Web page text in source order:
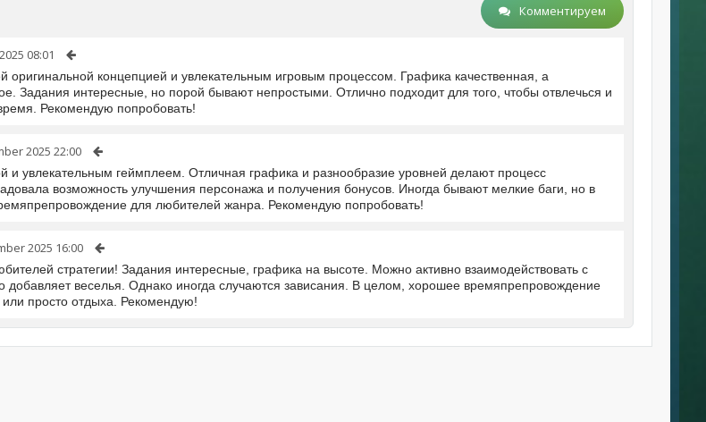
Комментируем
08:01
оригинальной концепцией и увлекательным игровым процессом. Графика качественная, а
Задания интересные, но порой бывают непростыми. Отлично подходит для того, чтобы отвлечься и
Рекомендую попробовать!
2025 22:00
и увлекательным геймплеем. Отличная графика и разнообразие уровней делают процесс
возможность улучшения персонажа и получения бонусов. Иногда бывают мелкие баги, но в
для любителей жанра. Рекомендую попробовать!
2025 16:00
стратегии! Задания интересные, графика на высоте. Можно активно взаимодействовать с
добавляет веселья. Однако иногда случаются зависания. В целом, хорошее времяпрепровождение
просто отдыха. Рекомендую!